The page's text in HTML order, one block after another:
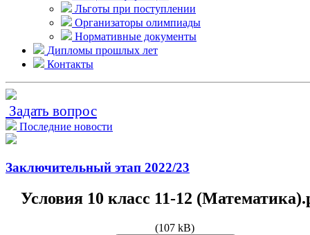
Льготы при поступлении
Организаторы олимпиады
Нормативные документы
Дипломы прошлых лет
Контакты
Задать вопрос
Последние новости
Заключительный этап 2022/23
Условия 10 класс 11-12
(107 kB)